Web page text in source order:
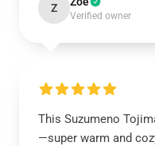
Z
Verified owner
This Suzumeno
—super warm and